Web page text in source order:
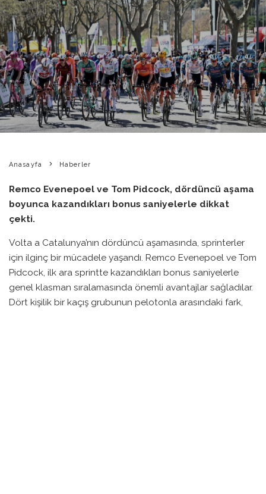
VOLTA A CATALUNYA’DA
DÖRDÜNCÜ AŞAMA SIRASINDA
GELIŞMELER
BIKE PEDIA · HABERLER · 26 MART 2026 · 0 YORUM ·
1 DAKIKADA OKU · 0
Anasayfa Haberler
Remco Evenepoel ve Tom Pidcock, dördüncü aşama
boyunca kazandıkları bonus saniyelerle dikkat
çekti.
Volta a Catalunya’nın dördüncü aşamasında, sprinterler
için ilginç bir mücadele yaşandı. Remco Evenepoel ve Tom
Pidcock, ilk ara sprintte kazandıkları bonus saniyelerle
genel klasman sıralamasında önemli avantajlar sağladılar.
Dört kişilik bir kaçış grubunun pelotonla arasındaki fark,